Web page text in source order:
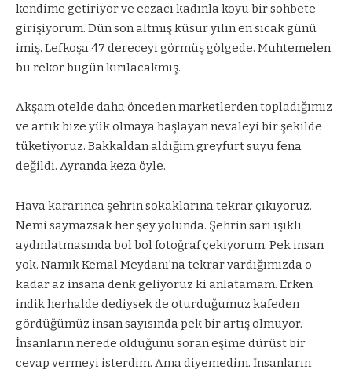
kendime getiriyor ve eczacı kadınla koyu bir sohbete
girişiyorum. Dün son altmış küsur yılın en sıcak günü
imiş. Lefkoşa 47 dereceyi görmüş gölgede. Muhtemelen
bu rekor bugün kırılacakmış.
Akşam otelde daha önceden marketlerden topladığımız
ve artık bize yük olmaya başlayan nevaleyi bir şekilde
tüketiyoruz. Bakkaldan aldığım greyfurt suyu fena
değildi. Ayranda keza öyle.
Hava kararınca şehrin sokaklarına tekrar çıkıyoruz.
Nemi saymazsak her şey yolunda. Şehrin sarı ışıklı
aydınlatmasında bol bol fotoğraf çekiyorum. Pek insan
yok. Namık Kemal Meydanı’na tekrar vardığımızda o
kadar az insana denk geliyoruz ki anlatamam. Erken
indik herhalde dediysek de oturduğumuz kafeden
gördüğümüz insan sayısında pek bir artış olmuyor.
İnsanların nerede olduğunu soran eşime dürüst bir
cevap vermeyi isterdim. Ama diyemedim. İnsanların